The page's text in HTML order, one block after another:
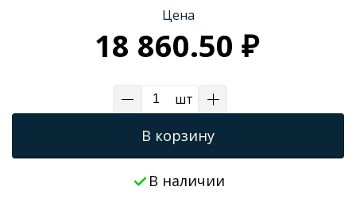
Трапы для душевых
Цена
18 860.50 ₽
шт
В корзину
В наличии